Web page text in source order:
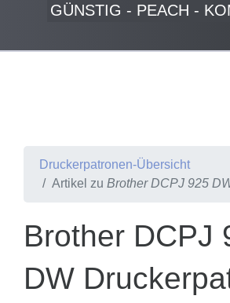
GÜNSTIG - PEACH -
Druckerpatronen-Übersicht
Artikel zu Brother DCPJ 925
Brother DCPJ
DW